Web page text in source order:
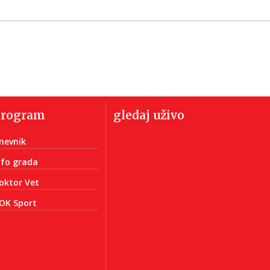
grada
Vet
Sport
gledaj uživo